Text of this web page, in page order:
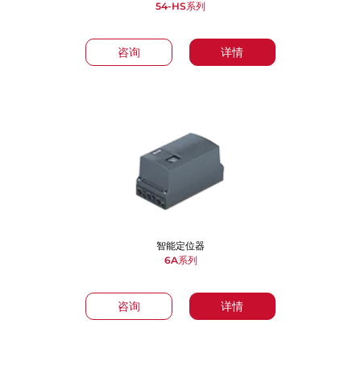
咨询 详情
54-HS系列
咨询 详情
智能定位器
6A系列